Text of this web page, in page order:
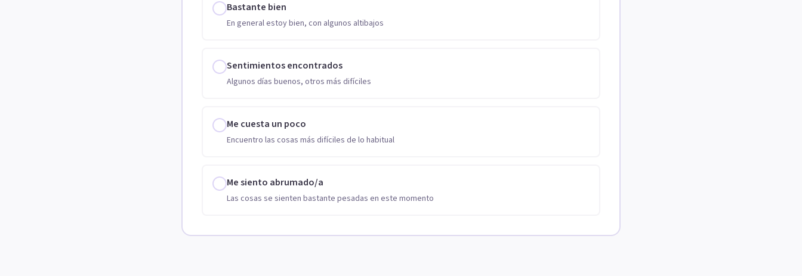
Bastante bien
En general estoy bien, con algunos altibajos
Sentimientos encontrados
Algunos días buenos, otros más difíciles
Me cuesta un poco
Encuentro las cosas más difíciles de lo habitual
Me siento abrumado/a
Las cosas se sienten bastante pesadas en este momento